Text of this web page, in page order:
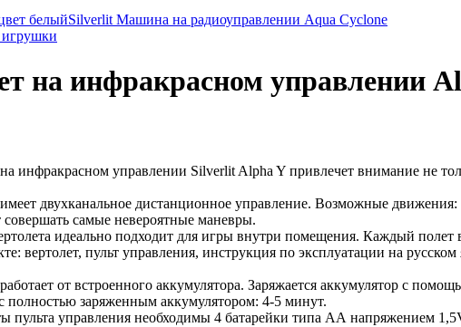
белыйSilverlit Машина на радиоуправлении Aqua Cyclone
игрушки
на инфракрасном управлении
инфракрасном управлении Silverlit Alpha Y привлечет внимание не
двухканальное дистанционное управление. Возможные
совершать самые невероятные маневры.
идеально подходит для игры внутри помещения. Каждый
вертолет, пульт управления, инструкция по эксплуатации на русском
от встроенного аккумулятора. Заряжается аккумулятор с
полностью заряженным аккумулятором: 4-5 минут.
пульта управления необходимы 4 батарейки типа АА напряжением